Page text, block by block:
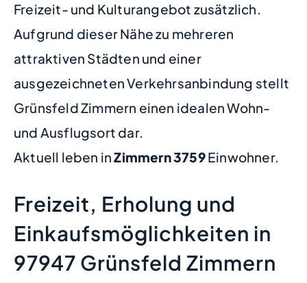
Freizeit- und Kulturangebot zusätzlich.
Aufgrund dieser Nähe zu mehreren
attraktiven Städten und einer
ausgezeichneten Verkehrsanbindung stellt
Grünsfeld Zimmern einen idealen Wohn-
und Ausflugsort dar.
Aktuell leben inZimmern3759Einwohner.
Freizeit, Erholung und
Einkaufsmöglichkeiten in
97947 Grünsfeld Zimmern